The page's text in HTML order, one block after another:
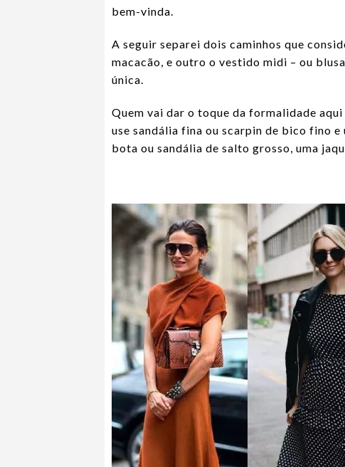
bem-vinda.
A seguir separei dois caminhos que
macacão, e outro o vestido midi – ou
única.
Quem vai dar o toque da formalidade
use sandália fina ou scarpin de bico fino
bota ou sandália de salto grosso, uma